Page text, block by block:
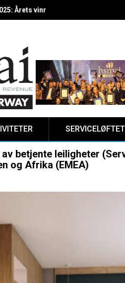
Årets vinnere kåret på Clarion
SERVICELØFTET
betjente leiligheter
og Afrika (EMEA)